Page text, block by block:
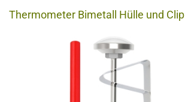
Thermometer Bimetall Hülle und Clip